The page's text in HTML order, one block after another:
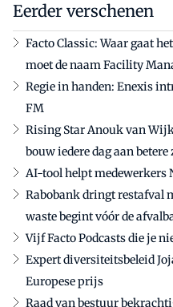
Eerder verschenen
Facto Classic: Waar gaat
moet de naam Facility
Regie in handen: Enexis
FM
Rising Star Anouk van
bouw iedere dag aan betere
AI-tool helpt medewerkers
Rabobank dringt restafval
waste begint vóór de
Vijf Facto Podcasts die je
Expert diversiteitsbeleid
Europese prijs
Raad van bestuur